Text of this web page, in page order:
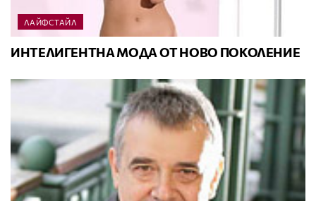
ЛАЙФСТАЙЛ
ИНТЕЛИГЕНТНА МОДА ОТ НОВО ПОКОЛЕНИЕ